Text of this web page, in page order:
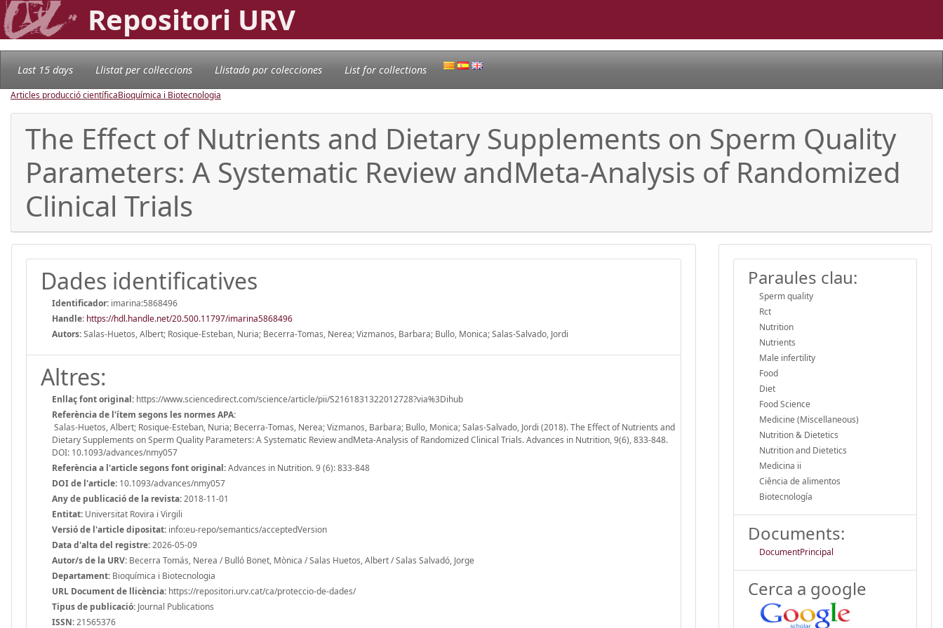
Repositori URV
Last 15 days Llistat per col·leccions Llistado por colecciones List for collections
Articles producció científicaBioquímica i Biotecnologia
The Effect of Nutrients and Dietary Supplements on Sperm Quality
Parameters: A Systematic Review andMeta-Analysis of Randomized
Clinical Trials
Dades identificatives
Identificador: imarina:5868496
Handle: https://hdl.handle.net/20.500.11797/imarina5868496
Autors:Salas-Huetos, Albert; Rosique-Esteban, Nuria; Becerra-Tomas, Nerea; Vizmanos, Barbara; Bullo, Monica; Salas-Salvado, Jordi
Altres:
Enllaç font original: https://www.sciencedirect.com/science/article/pii/S2161831322012728?via%3Dihub
Referència de l'ítem segons les normes APA:
Salas-Huetos, Albert; Rosique-Esteban, Nuria; Becerra-Tomas, Nerea; Vizmanos, Barbara; Bullo, Monica; Salas-Salvado, Jordi (2018). The Effect of Nutrients and
Dietary Supplements on Sperm Quality Parameters: A Systematic Review andMeta-Analysis of Randomized Clinical Trials. Advances in Nutrition, 9(6), 833-848.
DOI: 10.1093/advances/nmy057
Referència a l'article segons font original:Advances in Nutrition. 9 (6): 833-848
DOI de l'article: 10.1093/advances/nmy057
Any de publicació de la revista:2018-11-01
Entitat: Universitat Rovira i Virgili
Versió de l'article dipositat: info:eu-repo/semantics/acceptedVersion
Data d'alta del registre:2026-05-09
Autor/s de la URV: Becerra Tomás, Nerea / Bulló Bonet, Mònica / Salas Huetos, Albert / Salas Salvadó, Jorge
Departament: Bioquímica i Biotecnologia
URL Document de llicència: https://repositori.urv.cat/ca/proteccio-de-dades/
Tipus de publicació: Journal Publications
ISSN:21565376
Paraules clau:
Sperm quality
Rct
Nutrition
Nutrients
Male infertility
Food
Diet
Food Science
Medicine (Miscellaneous)
Nutrition & Dietetics
Nutrition and Dietetics
Medicina ii
Ciência de alimentos
Biotecnología
Documents:
DocumentPrincipal
Cerca a google